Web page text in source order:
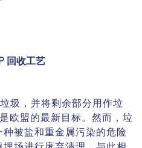
回收工艺
圾，并将剩余部分用作垃
欧盟的最新目标。然而，垃
被盐和重金属污染的危险